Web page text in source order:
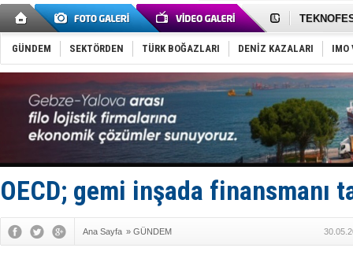
Tersane
İngiliz
FESCO,
DESE,
35 milyon
İnsansız
Yüzyıl
Anadolu
Derince,
İTU AUV,
GÜNDEM SEKTÖRDEN TÜRK BOĞAZLARI DENİZ KAZALARI IMO
OECD; gemi inşada finansmanı
Ana Sayfa » GÜNDEM